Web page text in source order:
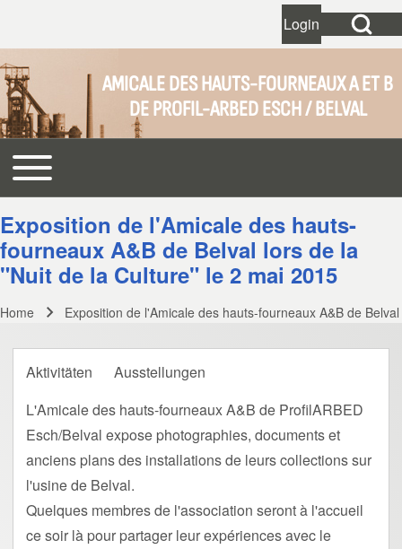
Close search
Search
Open Search
User account
LoginOpen login
AMICALE DES HAUTS-FOURNEAUX A ET B
DE PROFIL-ARBED ESCH / BELVAL
Main navigation
Toggle main menu
Exposition de l'Amicale des hauts-
fourneaux A&B de Belval lors de la
"Nuit de la Culture" le 2 mai 2015
Home Exposition de l'Amicale des hauts-fourneaux A&B de
Aktivitäten
Ausstellungen
L'Amicale des hauts-fourneaux A&B de ProfilARBED
Esch/Belval expose photographies, documents et
anciens plans des installations de leurs collections sur
l'usine de Belval.
Quelques membres de l'association seront à l'accueil
ce soir là pour partager leur expériences avec le